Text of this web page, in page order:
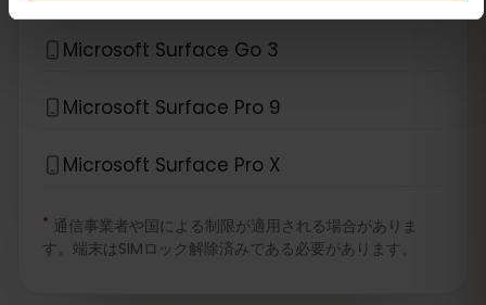
Microsoft Surface Go 3
Microsoft Surface Pro 9
Microsoft Surface Pro X
* 通信事業者や国による制限が適用される場合がありま
す。端末はSIMロック解除済みである必要があります。